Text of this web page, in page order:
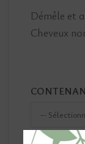
Démêle et
Cheveux